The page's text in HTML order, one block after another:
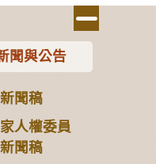
聞與公告
聞稿
人權委員
聞稿